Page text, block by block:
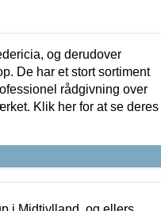
og derudover
De har et stort sortiment
rådgivning over
Klik her for at se deres